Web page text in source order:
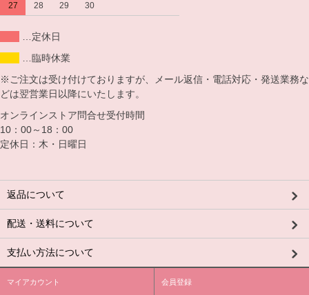
27
28 29 30
…定休日
…臨時休業
※ご注文は受け付けておりますが、メール返信・電話対応・発送業務な
どは翌営業日以降にいたします。
オンラインストア問合せ受付時間
10：00～18：00
定休日：木・日曜日
返品について
配送・送料について
支払い方法について
マイアカウント 会員登録